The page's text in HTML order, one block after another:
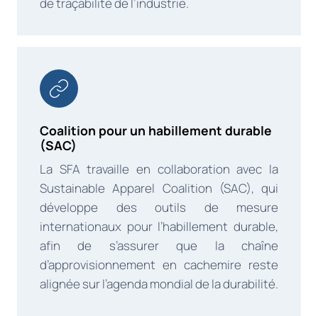
Coalition pour un habillement durable
(SAC)
La SFA travaille en collaboration avec la
Sustainable Apparel Coalition (SAC), qui
développe des outils de mesure
internationaux pour l’habillement durable,
afin de s’assurer que la chaîne
d’approvisionnement en cachemire reste
alignée sur l’agenda mondial de la durabilité.